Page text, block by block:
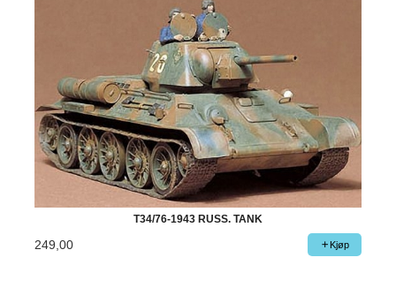
T34/76-1943 RUSS. TANK
249,00 Kjøp